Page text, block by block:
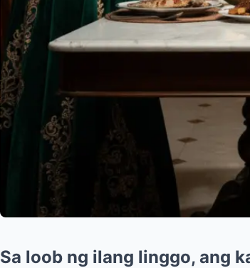
Sa loob ng ilang linggo, ang